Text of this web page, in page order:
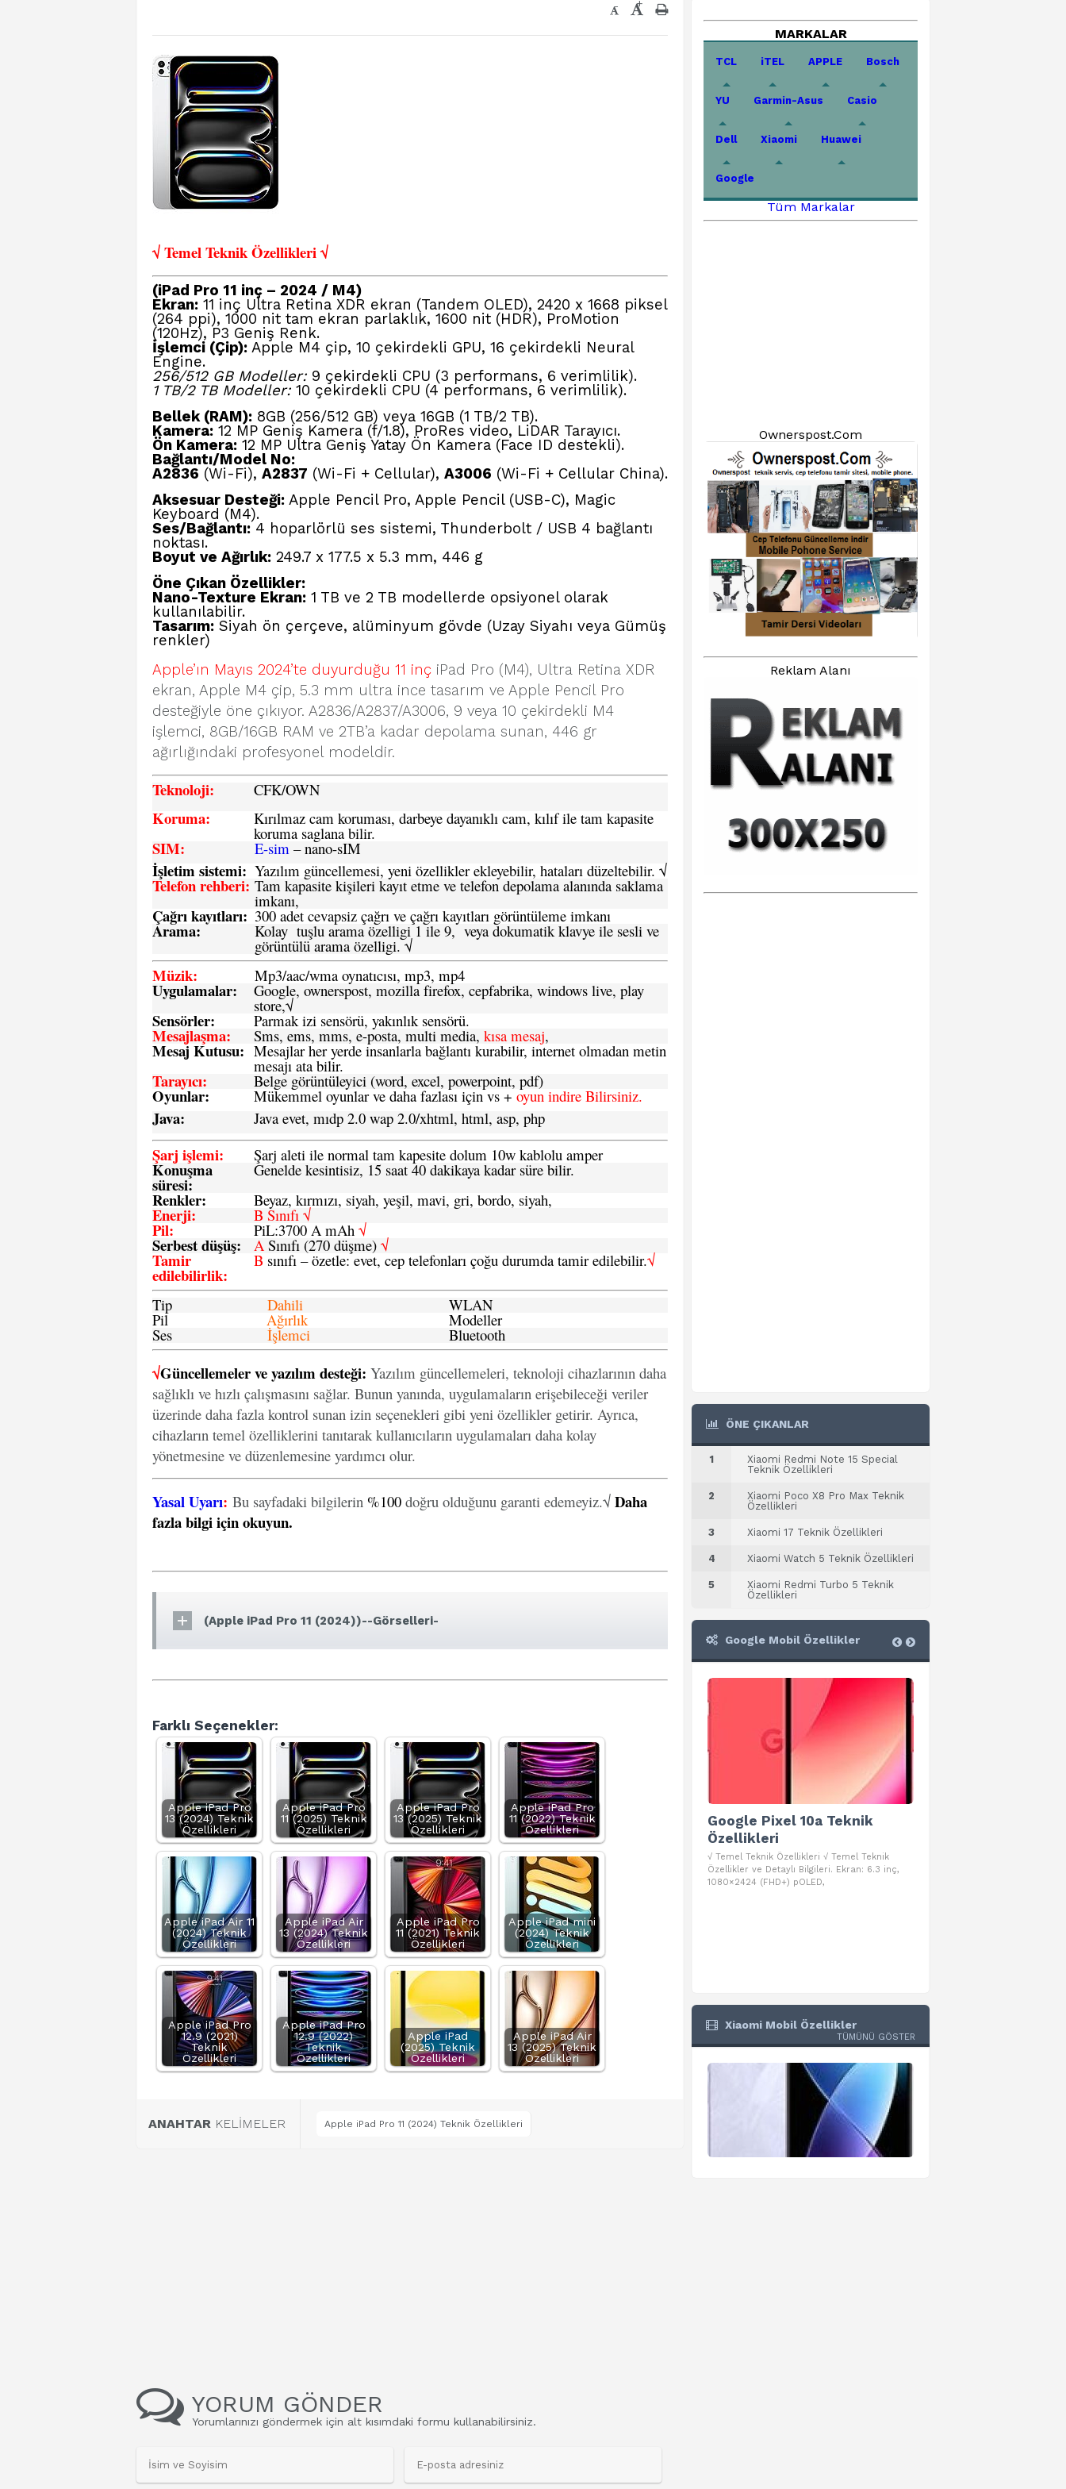
- +
√ Temel Teknik Özellikleri √
(iPad Pro 11 inç – 2024 / M4)
Ekran: 11 inç Ultra Retina XDR ekran (Tandem OLED), 2420 x 1668 piksel
(264 ppi), 1000 nit tam ekran parlaklık, 1600 nit (HDR), ProMotion
(120Hz), P3 Geniş Renk.
İşlemci (Çip): Apple M4 çip, 10 çekirdekli GPU, 16 çekirdekli Neural
Engine.
256/512 GB Modeller: 9 çekirdekli CPU (3 performans, 6 verimlilik).
1 TB/2 TB Modeller: 10 çekirdekli CPU (4 performans, 6 verimlilik).
Bellek (RAM): 8GB (256/512 GB) veya 16GB (1 TB/2 TB).
Kamera: 12 MP Geniş Kamera (f/1.8), ProRes video, LiDAR Tarayıcı.
Ön Kamera: 12 MP Ultra Geniş Yatay Ön Kamera (Face ID destekli).
Bağlantı/Model No:
A2836 (Wi-Fi), A2837 (Wi-Fi + Cellular), A3006 (Wi-Fi + Cellular China).
Aksesuar Desteği: Apple Pencil Pro, Apple Pencil (USB-C), Magic
Keyboard (M4).
Ses/Bağlantı: 4 hoparlörlü ses sistemi, Thunderbolt / USB 4 bağlantı
noktası.
Boyut ve Ağırlık: 249.7 x 177.5 x 5.3 mm, 446 g
Öne Çıkan Özellikler:
Nano-Texture Ekran: 1 TB ve 2 TB modellerde opsiyonel olarak
kullanılabilir.
Tasarım: Siyah ön çerçeve, alüminyum gövde (Uzay Siyahı veya Gümüş
renkler)
Apple’ın Mayıs 2024’te duyurduğu 11 inç iPad Pro (M4), Ultra Retina XDR
ekran, Apple M4 çip, 5.3 mm ultra ince tasarım ve Apple Pencil Pro
desteğiyle öne çıkıyor. A2836/A2837/A3006, 9 veya 10 çekirdekli M4
işlemci, 8GB/16GB RAM ve 2TB’a kadar depolama sunan, 446 gr
ağırlığındaki profesyonel modeldir.
Teknoloji: CFK/OWN
Koruma: Kırılmaz cam koruması, darbeye dayanıklı cam, kılıf ile tam kapasite
koruma saglana bilir.
SIM: E-sim – nano-sIM
İşletim sistemi: Yazılım güncellemesi, yeni özellikler ekleyebilir, hataları düzeltebilir. √
Telefon rehberi: Tam kapasite kişileri kayıt etme ve telefon depolama alanında saklama
imkanı,
Çağrı kayıtları: 300 adet cevapsiz çağrı ve çağrı kayıtları görüntüleme imkanı
Arama: Kolay tuşlu arama özelligi 1 ile 9, veya dokumatik klavye ile sesli ve
görüntülü arama özelligi. √
Müzik: Mp3/aac/wma oynatıcısı, mp3, mp4
Uygulamalar: Google, ownerspost, mozilla firefox, cepfabrika, windows live, play
store,√
Sensörler: Parmak izi sensörü, yakınlık sensörü.
Mesajlaşma: Sms, ems, mms, e-posta, multi media, kısa mesaj,
Mesaj Kutusu: Mesajlar her yerde insanlarla bağlantı kurabilir, internet olmadan metin
mesajı ata bilir.
Tarayıcı: Belge görüntüleyici (word, excel, powerpoint, pdf)
Oyunlar: Mükemmel oyunlar ve daha fazlası için vs +oyun indire Bilirsiniz.
Java: Java evet, mıdp 2.0 wap 2.0/xhtml, html, asp, php
Şarj işlemi: Şarj aleti ile normal tam kapesite dolum 10w kablolu amper
Konuşma
süresi:
Genelde kesintisiz, 15 saat 40 dakikaya kadar süre bilir.
Renkler: Beyaz, kırmızı, siyah, yeşil, mavi, gri, bordo, siyah,
Enerji: B Sınıfı √
Pil: PiL:3700 A mAh √
Serbest düşüş: ASınıfı (270 düşme) √
Tamir
edilebilirlik:
B sınıfı – özetle: evet, cep telefonları çoğu durumda tamir edilebilir.√
Tip Dahili WLAN
Pil Ağırlık Modeller
Ses İşlemci Bluetooth
√Güncellemeler ve yazılım desteği: Yazılım güncellemeleri, teknoloji cihazlarının daha
sağlıklı ve hızlı çalışmasını sağlar. Bunun yanında, uygulamaların erişebileceği veriler
üzerinde daha fazla kontrol sunan izin seçenekleri gibi yeni özellikler getirir. Ayrıca,
cihazların temel özelliklerini tanıtarak kullanıcıların uygulamaları daha kolay
yönetmesine ve düzenlemesine yardımcı olur.
Yasal Uyarı: Bu sayfadaki bilgilerin %100 doğru olduğunu garanti edemeyiz.√ Daha
fazla bilgi için okuyun.
(Apple iPad Pro 11 (2024))--Görselleri-
Farklı Seçenekler:
Apple iPad Pro
13 (2024) Teknik
Özellikleri
Apple iPad Pro
11 (2025) Teknik
Özellikleri
Apple iPad Pro
13 (2025) Teknik
Özellikleri
Apple iPad Pro
11 (2022) Teknik
Özellikleri
Apple iPad Air 11
(2024) Teknik
Özellikleri
Apple iPad Air
13 (2024) Teknik
Özellikleri
Apple iPad Pro
11 (2021) Teknik
Özellikleri
Apple iPad mini
(2024) Teknik
Özellikleri
Apple iPad Pro
12.9 (2021)
Teknik
Özellikleri
Apple iPad Pro
12.9 (2022)
Teknik
Özellikleri
Apple iPad
(2025) Teknik
Özellikleri
Apple iPad Air
13 (2025) Teknik
Özellikleri
ANAHTAR KELİMELER Apple iPad Pro 11 (2024) Teknik Özellikleri
YORUM GÖNDER
Yorumlarınızı göndermek için alt kısımdaki formu kullanabilirsiniz.
MARKALAR
TCL iTEL APPLE Bosch
YU Garmin-Asus Casio
Dell Xiaomi Huawei
Google
Tüm Markalar
Ownerspost.Com
Reklam Alanı
ÖNE ÇIKANLAR
1
Xiaomi Redmi Note 15 Special
Teknik Özellikleri
2
Xiaomi Poco X8 Pro Max Teknik
Özellikleri
3 Xiaomi 17 Teknik Özellikleri
4 Xiaomi Watch 5 Teknik Özellikleri
5
Xiaomi Redmi Turbo 5 Teknik
Özellikleri
Google Mobil Özellikler
Google Pixel 10 Pro Teknik
Özellikleri
√ Temel Teknik Özellikleri √ Temel Teknik
Özellikler ve Detaylı Bilgileri. Ekran: 6.3 inç,
1280 x 2856 piksel, 120 Hz LTPO
Google Pixel 10a Teknik
Özellikleri
√ Temel Teknik Özellikleri √ Temel Teknik
Özellikler ve Detaylı Bilgileri. Ekran: 6.3 inç,
1080×2424 (FHD+) pOLED,
Xiaomi Mobil Özellikler
TÜMÜNÜ GÖSTER